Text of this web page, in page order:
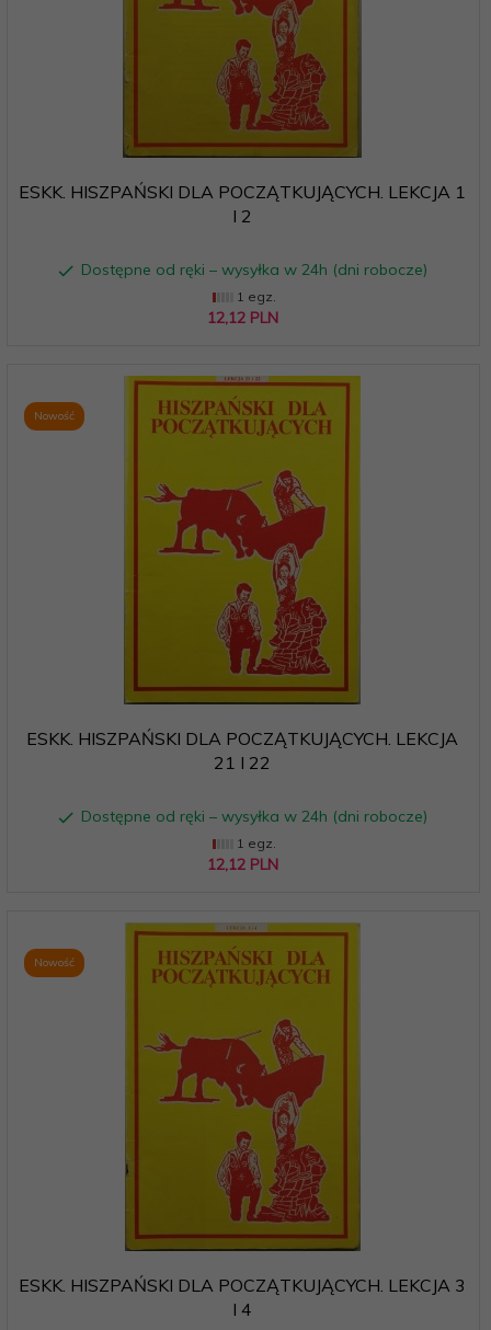
ESKK. HISZPAŃSKI DLA POCZĄTKUJĄCYCH. LEKCJA 1
I 2
Dostępne od ręki – wysyłka w 24h (dni robocze)
1 egz.
12,12 PLN
Nowość
ESKK. HISZPAŃSKI DLA POCZĄTKUJĄCYCH. LEKCJA
21 I 22
Dostępne od ręki – wysyłka w 24h (dni robocze)
1 egz.
12,12 PLN
Nowość
ESKK. HISZPAŃSKI DLA POCZĄTKUJĄCYCH. LEKCJA 3
I 4